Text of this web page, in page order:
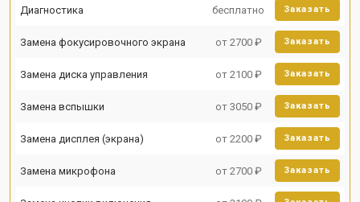
Диагностика бесплатно Заказать
Замена фокусировочного экрана от 2700 ₽ Заказать
Замена диска управления от 2100 ₽ Заказать
Замена вспышки от 3050 ₽ Заказать
Замена дисплея (экрана) от 2200 ₽ Заказать
Замена микрофона от 2700 ₽ Заказать